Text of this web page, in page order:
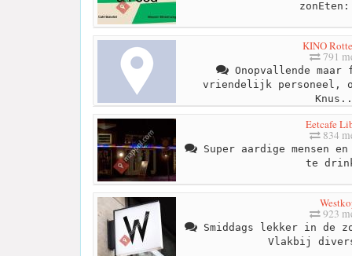
KINO
791
Onopvallende
vriendelijk personeel,
Eetcafe
834
Super aardige mensen
te
923
Smiddags lekker in de
Vlakbij